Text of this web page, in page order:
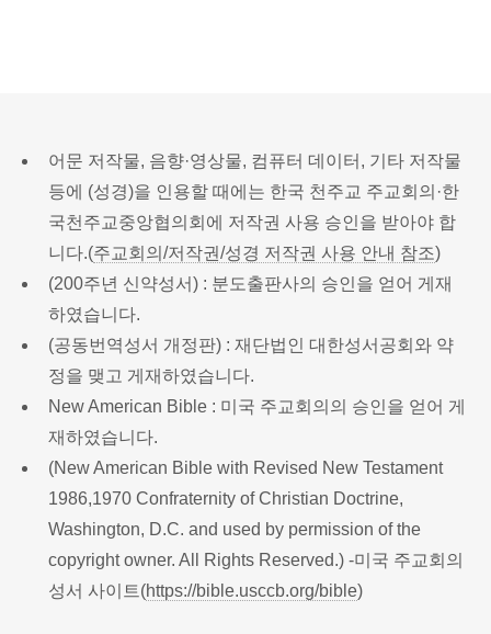
어문 저작물, 음향·영상물, 컴퓨터 데이터, 기타 저작물
등에 (성경)을 인용할 때에는 한국 천주교 주교회의·한
국천주교중앙협의회에 저작권 사용 승인을 받아야 합
니다.(주교회의/저작권/성경 저작권 사용 안내 참조)
(200주년 신약성서) : 분도출판사의 승인을 얻어 게재
하였습니다.
(공동번역성서 개정판) : 재단법인 대한성서공회와 약
정을 맺고 게재하였습니다.
New American Bible : 미국 주교회의의 승인을 얻어 게
재하였습니다.
(New American Bible with Revised New Testament
1986,1970 Confraternity of Christian Doctrine,
Washington, D.C. and used by permission of the
copyright owner. All Rights Reserved.) -미국 주교회의
성서 사이트(https://bible.usccb.org/bible)